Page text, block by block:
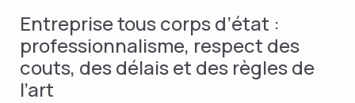
Entreprise tous corps d’état :
professionnalisme, respect des
couts, des délais et des règles de
l’art